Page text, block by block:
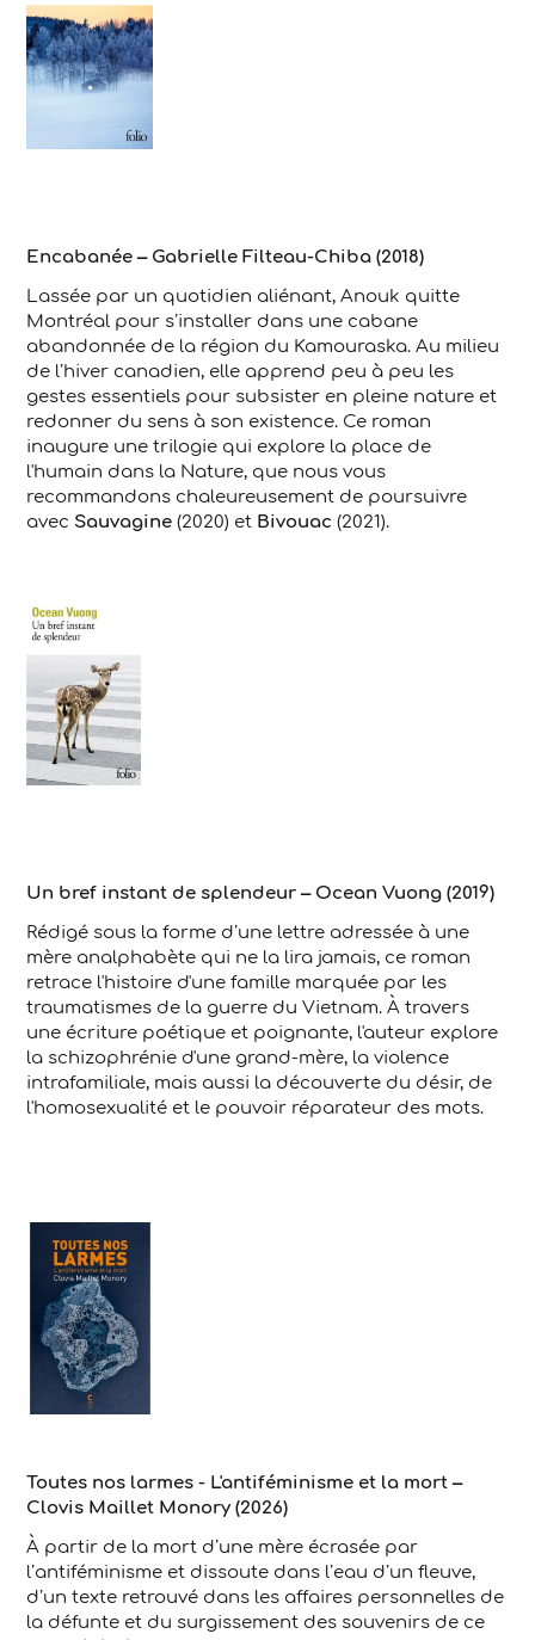
Encabanée – Gabrielle Filteau-Chiba (2018)
Lassée par un quotidien aliénant, Anouk quitte
Montréal pour s’installer dans une cabane
abandonnée de la région du Kamouraska. Au milieu
de l’hiver canadien, elle apprend peu à peu les
gestes essentiels pour subsister en pleine nature et
redonner du sens à son existence. Ce roman
inaugure une trilogie qui explore la place de
l'humain dans la Nature, que nous vous
recommandons chaleureusement de poursuivre
avec Sauvagine(2020) et Bivouac (2021).
Un bref instant de splendeur – Ocean Vuong (2019)
Rédigé sous la forme d’une lettre adressée à une
mère analphabète qui ne la lira jamais, ce roman
retrace l'histoire d'une famille marquée par les
traumatismes de la guerre du Vietnam. À travers
une écriture poétique et poignante, l'auteur explore
la schizophrénie d'une grand-mère, la violence
intrafamiliale, mais aussi la découverte du désir, de
l'homosexualité et le pouvoir réparateur des mots.
Toutes nos larmes - L'antiféminisme et la mort –
Clovis Maillet Monory (2026)
À partir de la mort d’une mère écrasée par
l’antiféminisme et dissoute dans l’eau d’un fleuve,
d’un texte retrouvé dans les affaires personnelles de
la défunte et du surgissement des souvenirs de ce